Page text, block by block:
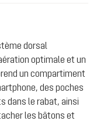
dorsal
optimale et un
un compartiment
des poches
dans le rabat, ainsi
les bâtons et